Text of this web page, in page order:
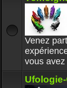
30 Déc 2017
Circle
respectait
Enjoy
30 Déc 2017
Venez
vous